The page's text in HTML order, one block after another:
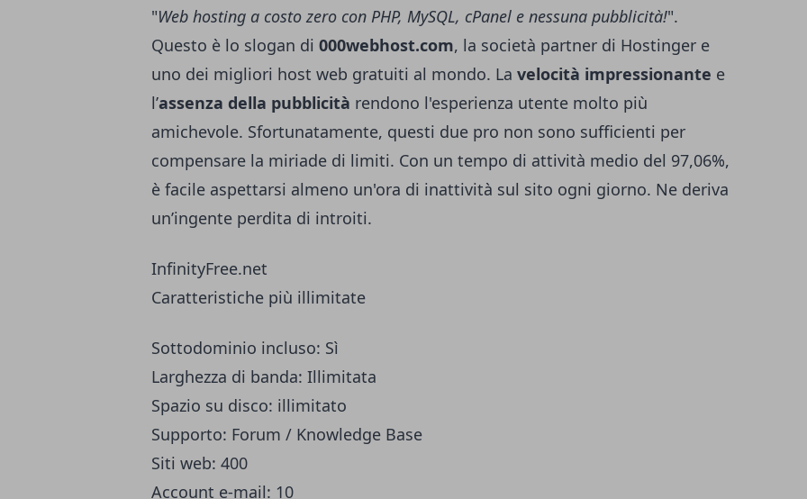
"Web hosting a costo zero con PHP, MySQL, cPanel e nessuna pubblicità!".
Questo è lo slogan di 000webhost.com, la società partner di Hostinger e
uno dei migliori host web gratuiti al mondo. La velocità impressionante e
l’assenza della pubblicità rendono l'esperienza utente molto più
amichevole. Sfortunatamente, questi due pro non sono sufficienti per
compensare la miriade di limiti. Con un tempo di attività medio del 97,06%,
è facile aspettarsi almeno un'ora di inattività sul sito ogni giorno. Ne deriva
un’ingente perdita di introiti.
InfinityFree.net
Caratteristiche più illimitate
Sottodominio incluso: Sì
Larghezza di banda: Illimitata
Spazio su disco: illimitato
Supporto: Forum / Knowledge Base
Siti web: 400
Account e-mail: 10